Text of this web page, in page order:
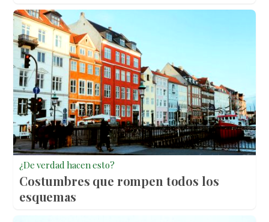
¿De verdad hacen esto?
Costumbres que rompen todos los
esquemas